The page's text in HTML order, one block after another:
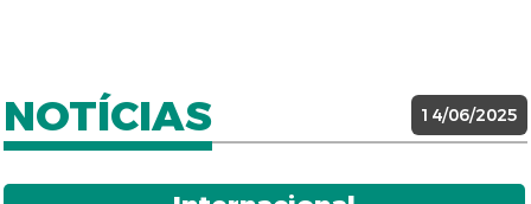
NOTÍCIAS 14/06/2025